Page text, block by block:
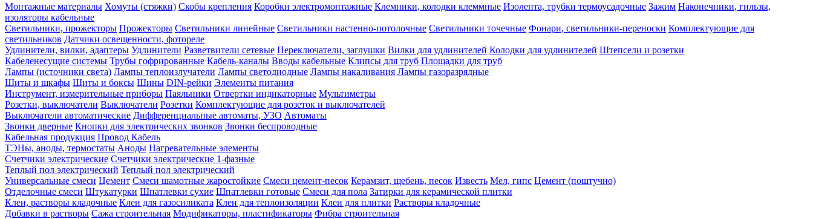
Монтажные материалы Хомуты (стяжки) Скобы крепления Коробки электромонтажные Клемники, колодки клеммные Изолента, трубки термоусадочные Зажим Наконечники, гильзы,
изоляторы кабельные
Светильники, прожекторы Прожекторы Светильники линейные Светильники настенно-потолочные Светильники точечные Фонари, светильники-переноски Комплектующие для
светильников Датчики освещенности, фотореле
Удлинители, вилки, адаптеры Удлинители Разветвители сетевые Переключатели, заглушки Вилки для удлинителей Колодки для удлинителей Штепсели и розетки
Кабеленесущие системы Трубы гофрированные Кабель-каналы Вводы кабельные Клипсы для труб Площадки для труб
Лампы (источники света) Лампы теплоизлучатели Лампы светодиодные Лампы накаливания Лампы газоразрядные
Щиты и шкафы Щиты и боксы Шины DIN-рейки Элементы питания
Инструмент, измерительные приборы Паяльники Отвертки индикаторные Мультиметры
Розетки, выключатели Выключатели Розетки Комплектующие для розеток и выключателей
Выключатели автоматические Дифференциальные автоматы, УЗО Автоматы
Звонки дверные Кнопки для электрических звонков Звонки беспроводные
Кабельная продукция Провод Кабель
ТЭНы, аноды, термостаты Аноды Нагревательные элементы
Счетчики электрические Счетчики электрические 1-фазные
Теплый пол электрический Теплый пол электрический
Универсальные смеси Цемент Смеси шамотные жаростойкие Смеси цемент-песок Керамзит, щебень, песок Известь Мел, гипс Цемент (поштучно)
Отделочные смеси Штукатурки Шпатлевки сухие Шпатлевки готовые Смеси для пола Затирки для керамической плитки
Клеи, растворы кладочные Клеи для газосиликата Клеи для теплоизоляции Клеи для плитки Растворы кладочные
Добавки в растворы Сажа строительная Модификаторы, пластификаторы Фибра строительная